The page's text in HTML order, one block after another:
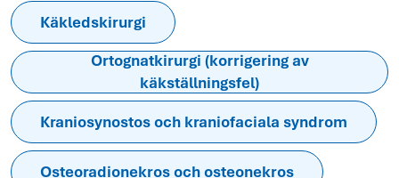
Käkledskirurgi
Ortognatkirurgi (korrigering av
käkställningsfel)
Kraniosynostos och kraniofaciala syndrom
Osteoradionekros och osteonekros